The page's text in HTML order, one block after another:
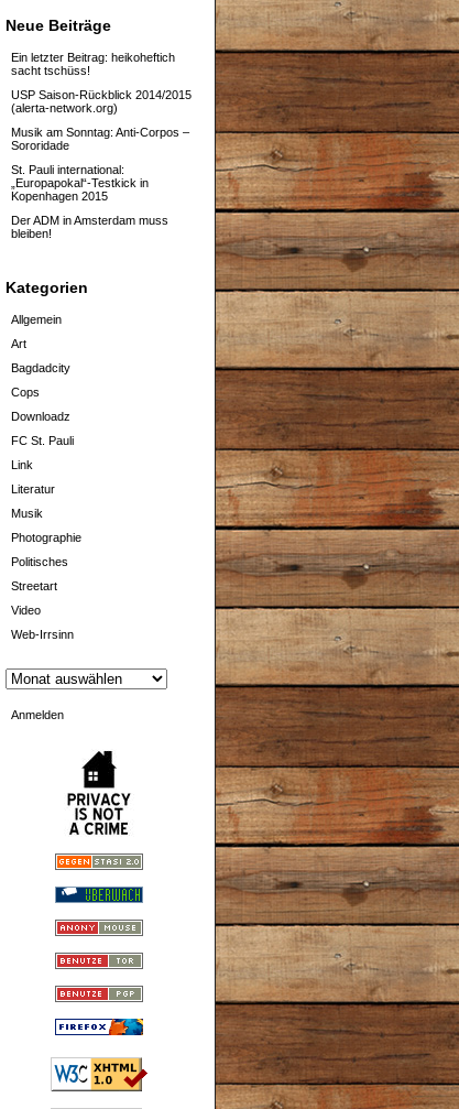
Neue Beiträge
Ein letzter Beitrag: heikoheftich
sacht tschüss!
USP Saison-Rückblick 2014/2015
(alerta-network.org)
Musik am Sonntag: Anti-Corpos –
Sororidade
St. Pauli international:
„Europapokal“-Testkick in
Kopenhagen 2015
Der ADM in Amsterdam muss
bleiben!
Kategorien
Allgemein
Art
Bagdadcity
Cops
Downloadz
FC St. Pauli
Link
Literatur
Musik
Photographie
Politisches
Streetart
Video
Web-Irrsinn
Anmelden